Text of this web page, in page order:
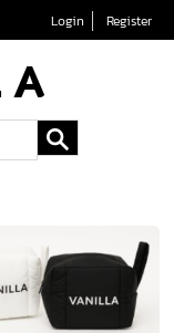
Login Register